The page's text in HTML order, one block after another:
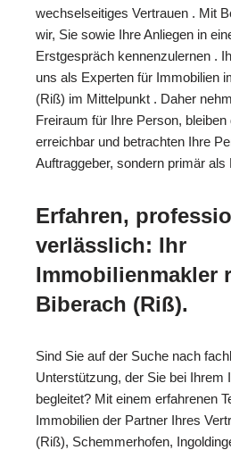
wechselseitiges Vertrauen . Mit
wir, Sie sowie Ihre Anliegen in
Erstgespräch kennenzulernen .
uns als Experten für Immobilien
(Riß) im Mittelpunkt . Daher
Freiraum für Ihre Person, bleiben
erreichbar und betrachten Ihre
Auftraggeber, sondern primär als
Erfahren,
verlässlich: Ihr
Immobilienmakler
Biberach (Riß).
Sind Sie auf der Suche nach
Unterstützung, der Sie bei Ihrem
begleitet? Mit einem erfahrenen
Immobilien der Partner Ihres
(Riß), Schemmerhofen,